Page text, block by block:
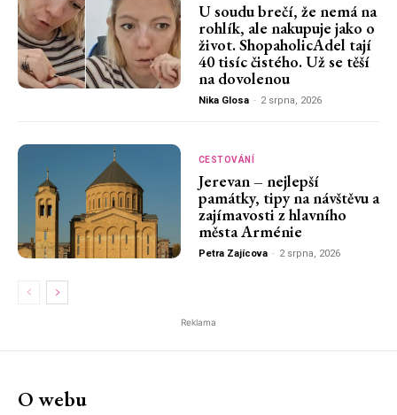
U soudu brečí, že nemá na
rohlík, ale nakupuje jako o
život. ShopaholicAdel tají
40 tisíc čistého. Už se těší
na dovolenou
Nika Glosa - 2 srpna, 2026
CESTOVÁNÍ
Jerevan – nejlepší
památky, tipy na návštěvu a
zajímavosti z hlavního
města Arménie
Petra Zajícova - 2 srpna, 2026
Reklama
O webu